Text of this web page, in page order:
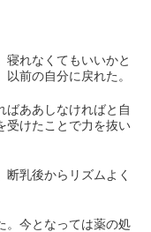
寝れなくてもいいかと
前の自分に戻れた。
ばああしなければと自
受けたことで力を抜い
乳後からリズムよく
。今となっては薬の処